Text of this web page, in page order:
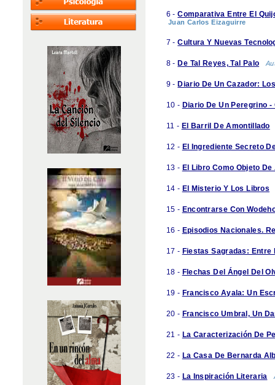
6 -Comparativa Entre El
Juan Carlos Eizaguirre
7 -Cultura Y Nuevas
8 - De Tal Reyes, Tal Palo
9 - Diario De Un Cazador:
10 - Diario De Un Peregrino
11 - El Barril De Amontillado
12 - El Ingrediente Secreto
13 - El Libro Como Objeto
14 - El Misterio Y Los Libros
15 - Encontrarse Con
16 - Episodios Nacionales.
17 - Fiestas Sagradas: Entre
18 - Flechas Del Ángel Del
19 - Francisco Ayala: Un
20 - Francisco Umbral, Un
21 - La Caracterización De
22 - La Casa De Bernarda
23 - La Inspiración Literaria